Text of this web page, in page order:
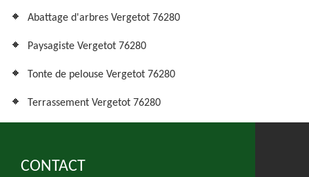
Abattage d'arbres Vergetot 76280
Paysagiste Vergetot 76280
Tonte de pelouse Vergetot 76280
Terrassement Vergetot 76280
CONTACT